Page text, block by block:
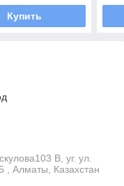
Купить
В, уг. ул.
, Алматы, Казахстан